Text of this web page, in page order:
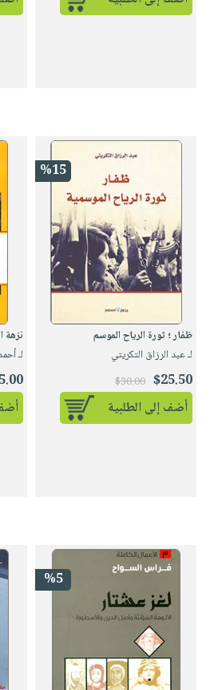
%15
ظفار ؛ ثورة الرياح الموسم
لـ عبد الرزاق التكريتي
$25.50
$30.00
أضف إلى الطلبية
نزهة
لـ
%5